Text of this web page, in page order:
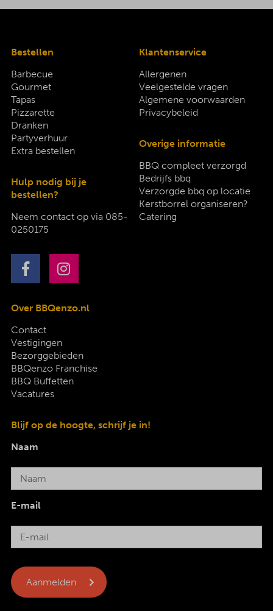
Bestellen
Barbecue
Gourmet
Tapas
Pizzarette
Dranken
Partyverhuur
Extra bestellen
Hulp nodig bij je
bestellen?
Neem contact op via 085-
0250175
Klantenservice
Allergenen
Veelgestelde vragen
Algemene voorwaarden
Privacybeleid
Overige informatie
BBQ compleet verzorgd
Bedrijfs bbq
Verzorgde bbq op locatie
Kerstborrel organiseren?
Catering
Over BBQenzo.nl
Contact
Vestigingen
Bezorggebieden
BBQenzo Franchise
BBQ Buffetten
Vacatures
Blijf op de hoogte, schrijf je in!
Naam
E-mail